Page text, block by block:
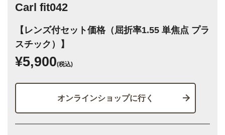
Carl fit042
【レンズ付セット価格（屈折率1.55 単焦点 プラ
スチック）】
¥5,900(税込)
オンラインショップに行く